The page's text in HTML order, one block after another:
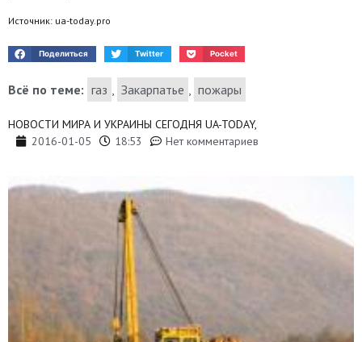
Источник: ua-today.pro
Поделиться Twitter Pocket
Всё по теме: газ , Закарпатье , пожары
НОВОСТИ МИРА И УКРАИНЫ СЕГОДНЯ UA-TODAY,
2016-01-05
18:53 Нет комментариев